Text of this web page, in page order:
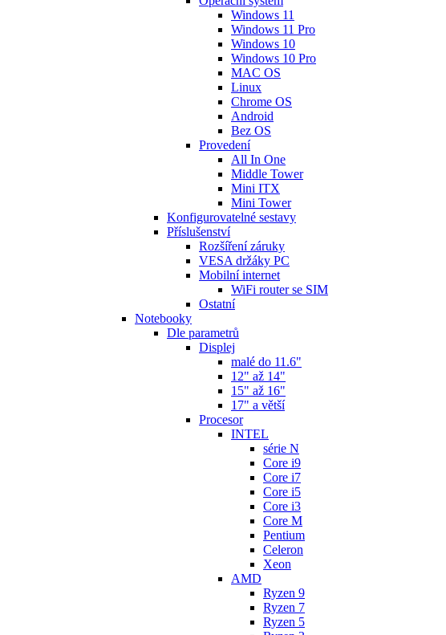
Windows 11
Windows 11 Pro
Windows 10
Windows 10 Pro
MAC OS
Linux
Chrome OS
Android
Bez OS
Provedení
All In One
Middle Tower
Mini ITX
Mini Tower
Konfigurovatelné sestavy
Příslušenství
Rozšíření záruky
VESA držáky PC
Mobilní internet
WiFi router se SIM
Ostatní
Notebooky
Dle parametrů
Displej
malé do 11.6"
12" až 14"
15" až 16"
17" a větší
Procesor
INTEL
série N
Core i9
Core i7
Core i5
Core i3
Core M
Pentium
Celeron
Xeon
AMD
Ryzen 9
Ryzen 7
Ryzen 5